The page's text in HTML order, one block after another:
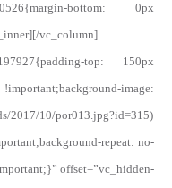
bottom: 0px
vc_column]
top: 150px
image:
2017/10/por013.jpg?id=315)
repeat: no-
offset=”vc_hidden-